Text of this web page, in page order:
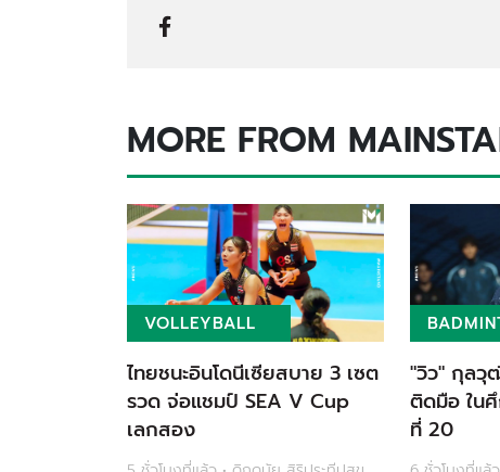
MORE FROM
VOLLEYBALL
ไทยชนะอินโดนีเซียสบาย 3 เซต
รวด จ่อแชมป์ SEA V Cup
เลกสอง
"วิว" กุลวุ
ติดมือ ใน
ที่ 20